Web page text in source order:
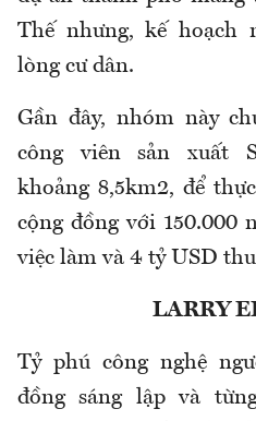
Thế nhưng, kế hoạch
lòng cư dân.
Gần đây, nhóm này
công viên sản xuất
khoảng 8,5km2, để
cộng đồng với 150.000
việc làm và 4 tỷ USD
LARRY
Tỷ phú công nghệ
đồng sáng lập và